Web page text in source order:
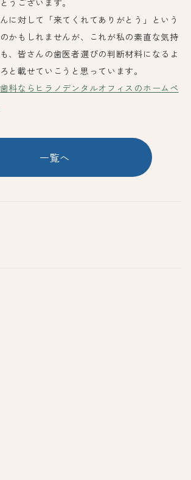
うございます。
に対して「来てくれてありがとう」という
かもしれませんが、これが私の素直な気持
、皆さんの歯医者選びの判断材料になるよ
と載せていこうと思っています。
科ならヒラノデンタルオフィスのホームペ
一覧へ